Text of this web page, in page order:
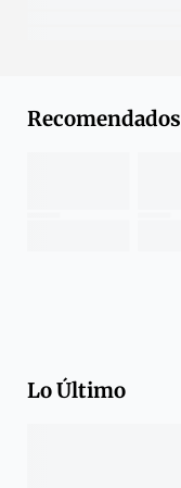
Recomendados
Lo Último